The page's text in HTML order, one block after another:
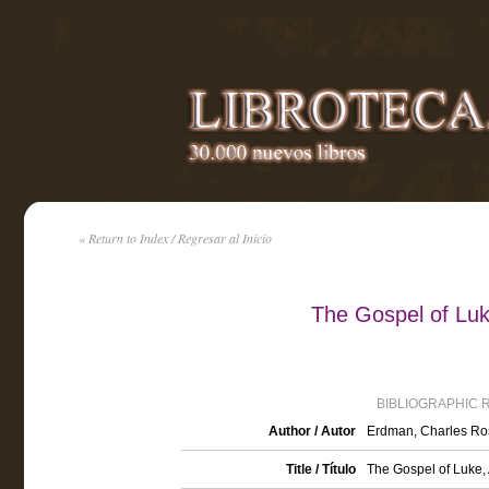
« Return to Index / Regresar al Inicio
The Gospel of
BIBLIOGRAPHIC
Author / Autor
Erdman, Charles
Title / Título The Gospel of